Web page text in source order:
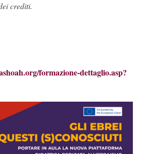
crediti.
formazione-dettaglio.asp?